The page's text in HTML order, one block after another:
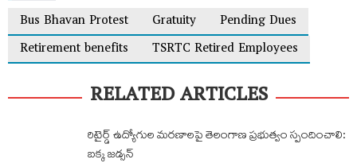
Bus Bhavan Protest
Gratuity
Pending Dues
Retirement benefits
TSRTC Retired Employees
RELATED ARTICLES
రిటైర్డ్ ఉద్యోగుల మరణాలపై తెలంగాణ ప్రభుత్వం స్పందించాలి:
బక్క జడ్సన్